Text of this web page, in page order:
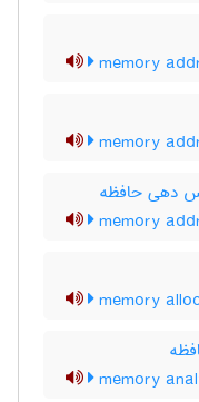
memory
memory
دهی حافظه
memory
memory
memory